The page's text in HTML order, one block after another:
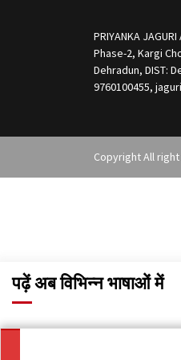
PRIYANKA
Phase-2, Kargi
Dehradun, DIST:
9760100455,
Copyright All
पढ़ें अब विभिन्न भाषाओं में